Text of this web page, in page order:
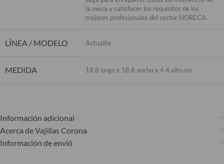
la mesa y satisfacer los requisitos de los
mejores profesionales del sector HORECA.
LÍNEA / MODELO Actualite
MEDIDA 18.8 largo x 18.8 ancho x 4.4 alto cm
Información adicional
Acerca de Vajillas Corona
Información de envió